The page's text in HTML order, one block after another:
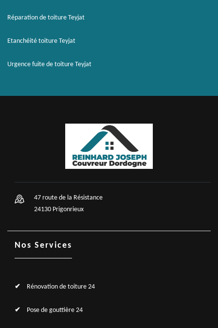
Réparation de toiture Teyjat
Etanchéité toiture Teyjat
Urgence fuite de toiture Teyjat
47 route de la Résistance
24130 Prigonrieux
Nos Services
Rénovation de toiture 24
Pose de gouttière 24